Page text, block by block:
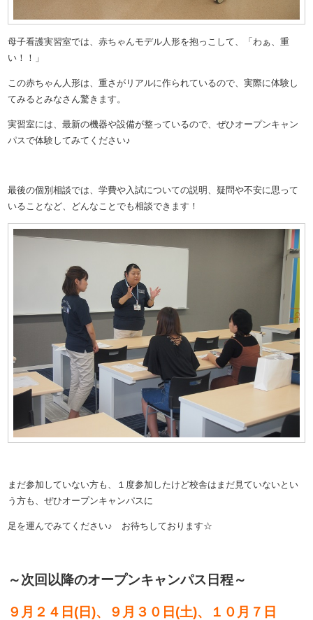
母子看護実習室では、赤ちゃんモデル人形を抱っこして、「わぁ、重
い！！」
この赤ちゃん人形は、重さがリアルに作られているので、実際に体験し
てみるとみなさん驚きます。
実習室には、最新の機器や設備が整っているので、ぜひオープンキャン
パスで体験してみてください♪
最後の個別相談では、学費や入試についての説明、疑問や不安に思って
いることなど、どんなことでも相談できます！
まだ参加していない方も、１度参加したけど校舎はまだ見ていないとい
う方も、ぜひオープンキャンパスに
足を運んでみてください♪ お待ちしております☆
～次回以降のオープンキャンパス日程～
９月２４日(日)、９月３０日(土)、
１０月７日